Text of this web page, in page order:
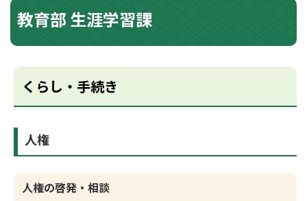
教育部 生涯学習課
くらし・手続き
人権
人権の啓発・相談